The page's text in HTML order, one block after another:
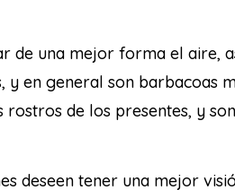
de una mejor forma el aire,
y en general son barbacoas
de los presentes, y
deseen tener una mejor